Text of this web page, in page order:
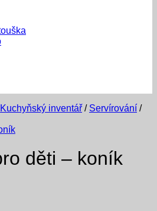
Kuchyňský inventář / Servírování /
děti – koník